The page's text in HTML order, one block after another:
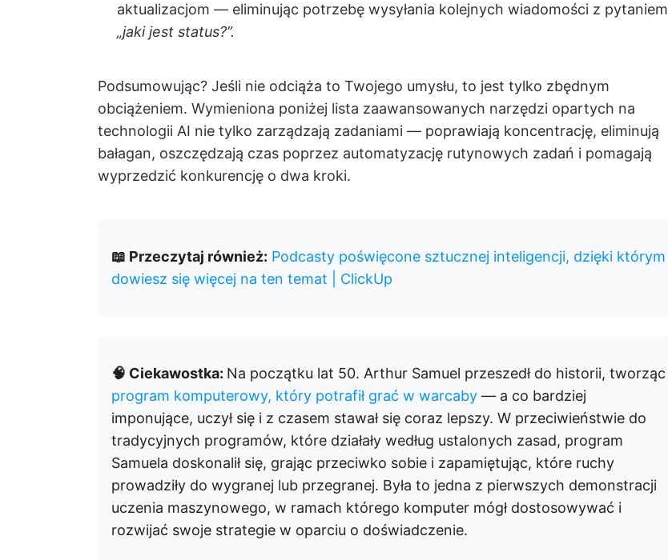
aktualizacjom — eliminując potrzebę wysyłania kolejnych wiadomości z pytaniem
„jaki jest status?”.
Podsumowując? Jeśli nie odciąża to Twojego umysłu, to jest tylko zbędnym
obciążeniem. Wymieniona poniżej lista zaawansowanych narzędzi opartych na
technologii AI nie tylko zarządzają zadaniami — poprawiają koncentrację, eliminują
bałagan, oszczędzają czas poprzez automatyzację rutynowych zadań i pomagają
wyprzedzić konkurencję o dwa kroki.
📖 Przeczytaj również: Podcasty poświęcone sztucznej inteligencji, dzięki którym
dowiesz się więcej na ten temat | ClickUp
🧠 Ciekawostka: Na początku lat 50. Arthur Samuel przeszedł do historii, tworząc
program komputerowy, który potrafił grać w warcaby — a co bardziej
imponujące, uczył się i z czasem stawał się coraz lepszy. W przeciwieństwie do
tradycyjnych programów, które działały według ustalonych zasad, program
Samuela doskonalił się, grając przeciwko sobie i zapamiętując, które ruchy
prowadziły do wygranej lub przegranej. Była to jedna z pierwszych demonstracji
uczenia maszynowego, w ramach którego komputer mógł dostosowywać i
rozwijać swoje strategie w oparciu o doświadczenie.